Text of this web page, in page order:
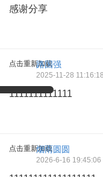
感谢分享
点击重新加载
路国强
2025-11-28 11:16:18
1111111111111
点击重新加载烟雨圆圆
2026-6-16 19:45:06